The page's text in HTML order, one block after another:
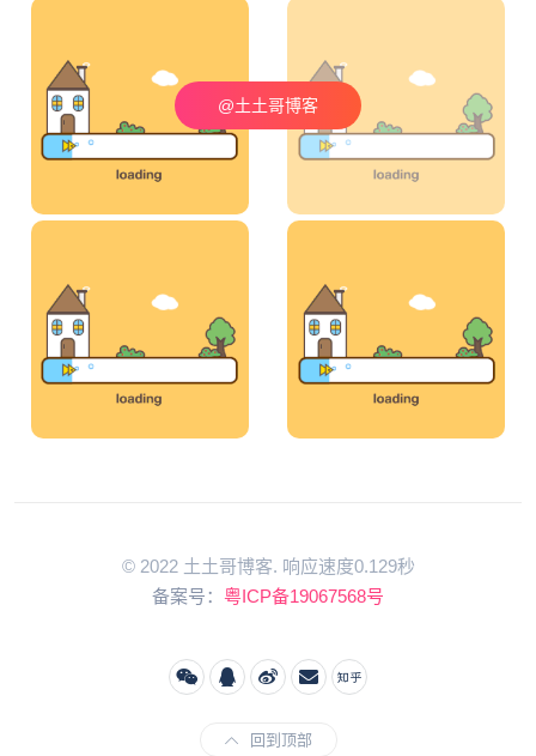
@土土哥博客
© 2022 土土哥博客. 响应速度0.129秒
备案号： 粤ICP备19067568号
回到顶部